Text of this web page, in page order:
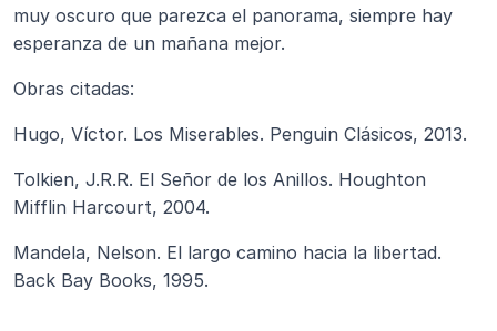
muy oscuro que parezca el panorama, siempre hay
esperanza de un mañana mejor.
Obras citadas:
Hugo, Víctor. Los Miserables. Penguin Clásicos, 2013.
Tolkien, J.R.R. El Señor de los Anillos. Houghton
Mifflin Harcourt, 2004.
Mandela, Nelson. El largo camino hacia la libertad.
Back Bay Books, 1995.